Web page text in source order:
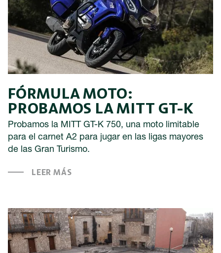
FÓRMULA MOTO:
PROBAMOS LA MITT GT-K
Probamos la MITT GT-K 750, una moto limitable
para el carnet A2 para jugar en las ligas mayores
de las Gran Turismo.
LEER MÁS